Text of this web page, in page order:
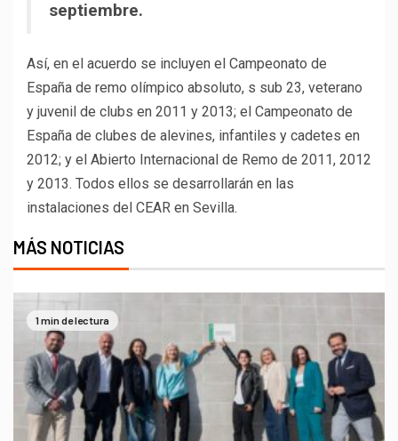
septiembre.
Así, en el acuerdo se incluyen el Campeonato de
España de remo olímpico absoluto, s sub 23, veterano
y juvenil de clubs en 2011 y 2013; el Campeonato de
España de clubes de alevines, infantiles y cadetes en
2012; y el Abierto Internacional de Remo de 2011, 2012
y 2013. Todos ellos se desarrollarán en las
instalaciones del CEAR en Sevilla.
MÁS NOTICIAS
1 min de lectura